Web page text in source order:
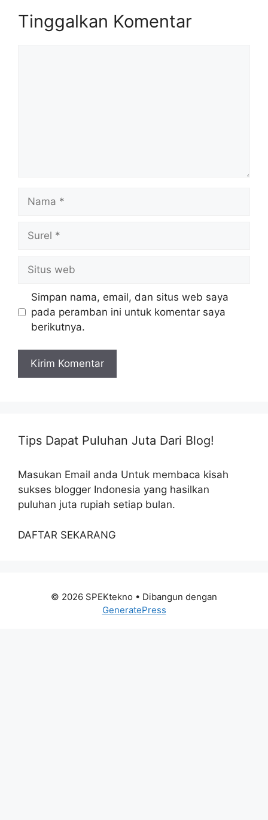
Tinggalkan Komentar
web
Simpan nama, email, dan situs web saya
pada peramban ini untuk komentar saya
berikutnya.
Tips Dapat Puluhan Juta Dari Blog!
Masukan Email anda Untuk membaca kisah
sukses blogger Indonesia yang hasilkan
puluhan juta rupiah setiap bulan.
DAFTAR SEKARANG
© 2026 SPEKtekno • Dibangun dengan
GeneratePress